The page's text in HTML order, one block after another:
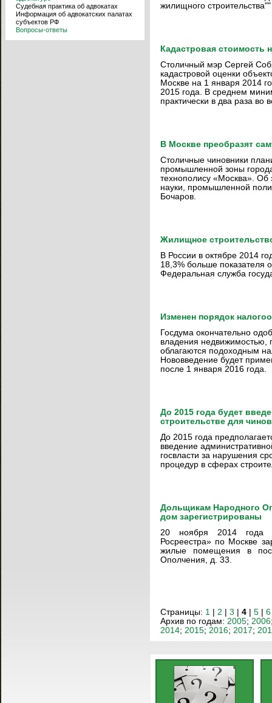
Судебная практика об адвокатах
Информация об адвокатских палатах
субъектов РФ
Вопросы-ответы
жилищного
Кадастровая стоимость
Столичный мэр Сергей
кадастровой оценки
Москве на 1 января 2014
2015 года. В среднем
практически в два раза во
В Москве преобразят
Столичные чиновники
промышленной зоны
технополису «Москва». Об
науки, промышленной
Бочаров.
Жилищное
В России в октябре 2014
18,3% больше показателя
Федеральная служба
Изменен порядок
Госдума окончательно
владения недвижимостью,
облагаются подоходным
Нововведение будет
после 1 января 2016 года.
До 2015 года будет
строительстве для
До 2015 года
введение
госвласти за нарушения
процедур в сферах
Дольщикам Народного
дом зарегистрированы
20 ноября 2014 года
Росреестра» по Москве
жилые помещения в
Ополчения, д. 33.
Страницы: 1| 2 3 4| 5| 6
Архив по годам: 2005; 2006
2014; 2015; 2016; 2017;